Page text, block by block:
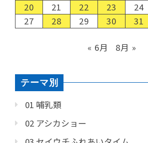
20
21 22 23 24
27
28 29 30 31
« 6月 8月 »
テーマ別
01 哺乳類
02 アシカショー